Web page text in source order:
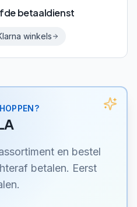
betaaldienst
winkels
en bestel
betalen. Eerst